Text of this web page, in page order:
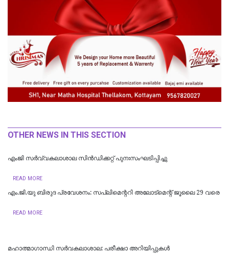
OTHER NEWS IN THIS SECTION
എംജി സർവ്വകലാശാല സിൻഡിക്കറ്റ് പുനഃസംഘടിപ്പിച്ചു
READ MORE
എം.ജി.യു ബിരുദ പ്രവേശനം: സപ്ലിമെന്ററി അലോട്മെന്റ് ജൂലൈ 29 വരെ
READ MORE
മഹാത്മാഗാന്ധി സർവകലാശാല: പരീക്ഷാ അറിയിപ്പുകൾ